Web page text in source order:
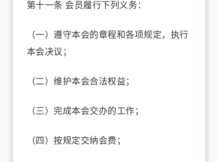
第十一条 会员履行下列义务：
（一）遵守本会的章程和各项规定，执行
本会决议；
（二）维护本会合法权益；
（三）完成本会交办的工作；
（四）按规定交纳会费；